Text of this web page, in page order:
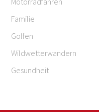
Familie
Golfen
Wildwetterwandern
Gesundheit